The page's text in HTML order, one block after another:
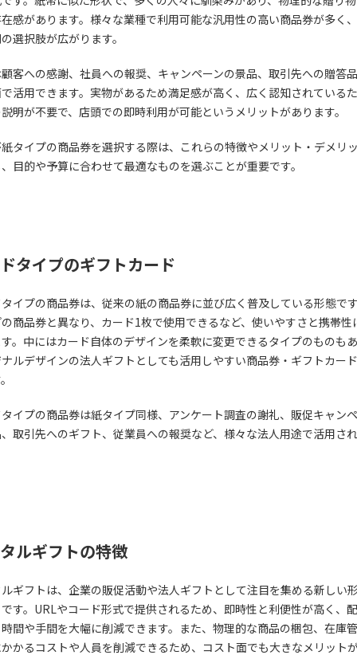
感があります。様々な業種で利用可能な汎用性の高い商品券が多く
選択肢が広がります。
客への感謝、社員への報奨、キャンペーンの景品、取引先への贈答
活用できます。実物があるため満足感が高く、広く認知されている
明が不要で、店頭での即時利用が可能というメリットがあります。
タイプの商品券を選択する際は、これらの特徴やメリット・デメリ
目的や予算に合わせて最適なものを選ぶことが重要です。
タイプのギフトカード
イプの商品券は、従来の紙の商品券に並び広く普及している形態で
商品券と異なり、カード1枚で使用できるなど、使いやすさと携帯性
。中にはカード自体のデザインを柔軟に変更できるタイプのものも
ルデザインの法人ギフトとしても活用しやすい商品券・ギフトカー
イプの商品券は紙タイプ同様、アンケート調査の謝礼、販促キャン
取引先へのギフト、従業員への報奨など、様々な法人用途で活用さ
ルギフトの特徴
ギフトは、企業の販促活動や法人ギフトとして注目を集める新しい
す。URLやコード形式で提供されるため、即時性と利便性が高く、
間や手間を大幅に削減できます。また、物理的な商品の梱包、在庫
かるコストや人員を削減できるため、コスト面でも大きなメリット